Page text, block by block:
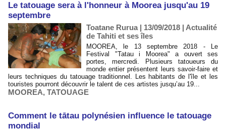
Le tatouage sera à l'honneur à Moorea jusqu'au 19
septembre
Toatane Rurua | 13/09/2018 | Actualité
de Tahiti et ses îles
MOOREA, le 13 septembre 2018 - Le
Festival "Tatau i Moorea" a ouvert ses
portes, mercredi. Plusieurs tatoueurs du
monde entier présentent leurs savoir-faire et
leurs techniques du tatouage traditionnel. Les habitants de l'île et les
touristes pourront découvrir le talent de ces artistes jusqu’au 19...
MOOREA, TATOUAGE
Comment le tātau polynésien influence le tatouage
mondial